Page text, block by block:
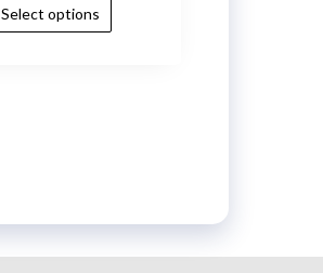
Select options